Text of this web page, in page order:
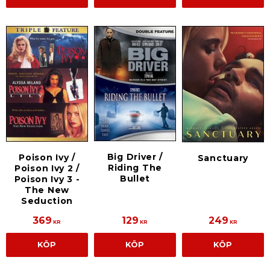
Poison Ivy /
Poison Ivy 2 /
Poison Ivy 3 -
The New
Seduction
369 KR
KÖP
Big Driver /
Riding The
Bullet
129 KR
KÖP
Sanctuary
249 KR
KÖP